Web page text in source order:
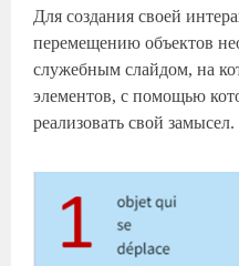
Для создания своей
перемещению объектов
служебным слайдом, на
элементов, с помощью
реализовать свой замысел.